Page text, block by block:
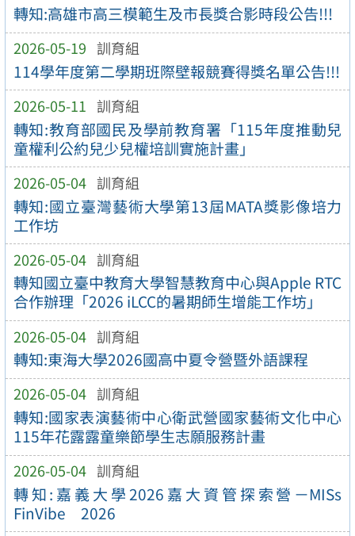
轉知:高雄市高三模範生及市長獎合影時段公告!!!
2026-05-19 訓育組
114學年度第二學期班際壁報競賽得獎名單公告!!!
2026-05-11 訓育組
轉知:教育部國民及學前教育署「115年度推動兒
童權利公約兒少兒權培訓實施計畫」
2026-05-04 訓育組
轉知:國立臺灣藝術大學第13屆MATA獎影像培力
工作坊
2026-05-04 訓育組
轉知國立臺中教育大學智慧教育中心與Apple RTC
合作辦理「2026 iLCC的暑期師生增能工作坊」
2026-05-04 訓育組
轉知:東海大學2026國高中夏令營暨外語課程
2026-05-04 訓育組
轉知:國家表演藝術中心衛武營國家藝術文化中心
115年花露露童樂節學生志願服務計畫
2026-05-04 訓育組
轉知:嘉義大學2026嘉大資管探索營－MISs
FinVibe 2026